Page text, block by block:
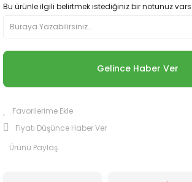
Bu ürünle ilgili belirtmek istediğiniz bir notunuz
Gelince Haber Ver
Fiyatı Düşünce Haber Ver
Ürünü Paylaş